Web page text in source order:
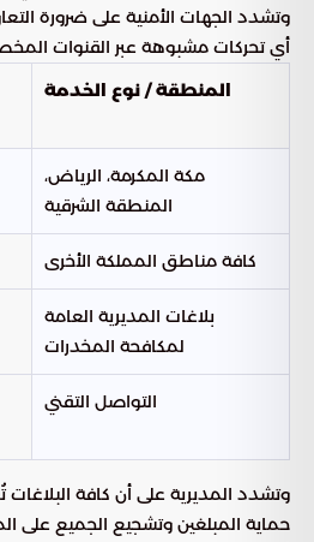
وتشدد الجهات الأمنية على ضرورة
أي تحركات مشبوهة عبر القنوات
المنطقة / نوع الخدمة
مكة المكرمة، الرياض،
المنطقة الشرقية
كافة مناطق المملكة الأخرى
بلاغات المديرية العامة
لمكافحة المخدرات
التواصل التقني
وتشدد المديرية على أن كافة
حماية المبلغين وتشجيع الجميع على